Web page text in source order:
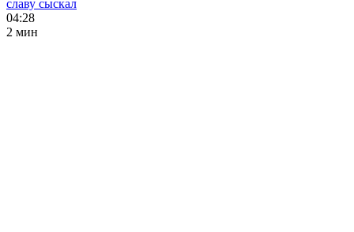
славу сыскал
04:28
2 мин